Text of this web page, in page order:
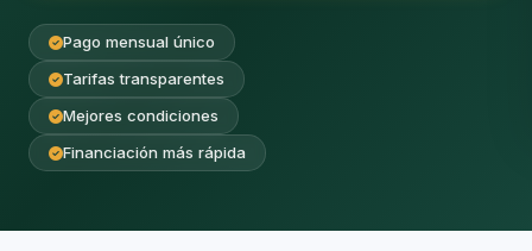
Pago mensual único
Tarifas transparentes
Mejores condiciones
Financiación más rápida